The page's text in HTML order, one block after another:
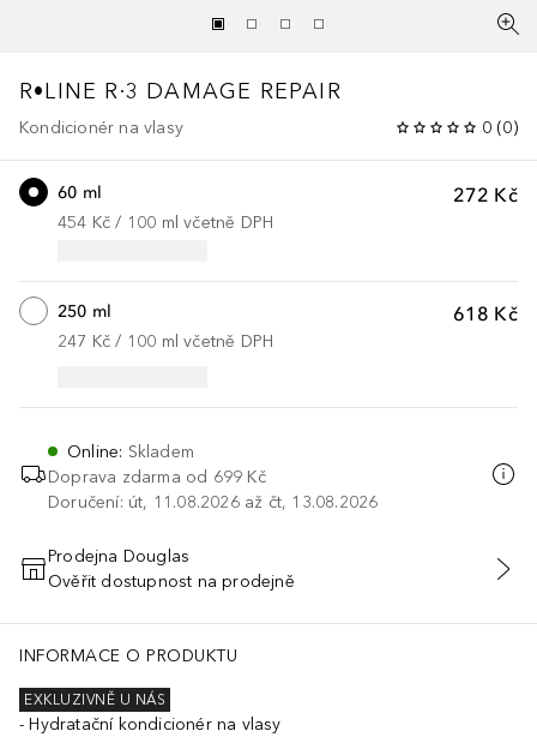
R•LINE R·3 DAMAGE REPAIR
Kondicionér na vlasy 0 (0)
272 Kč
60 ml
454 Kč / 100 ml včetně DPH
618 Kč
250 ml
247 Kč / 100 ml včetně DPH
Online: Skladem
Doprava zdarma od 699 Kč
Doručení: út, 11.08.2026 až čt, 13.08.2026
PŘIDAT DO KOŠÍKU
Prodejna Douglas
Ověřit dostupnost na prodejně
INFORMACE O PRODUKTU
EXKLUZIVNĚ U NÁS
Hydratační kondicionér na vlasy